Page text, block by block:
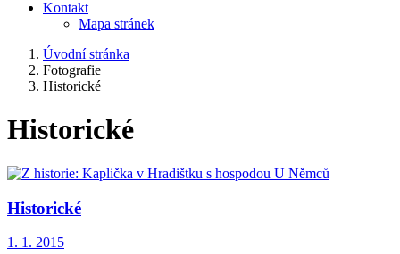
Kontakt
Mapa stránek
Úvodní stránka
Fotografie
Historické
Historické
Historické
1. 1. 2015